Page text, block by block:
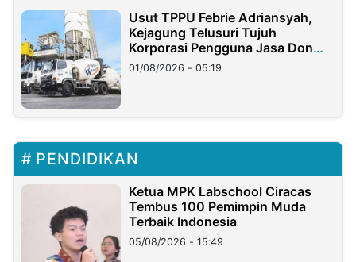
Usut TPPU Febrie Adriansyah,
Kejagung Telusuri Tujuh
Korporasi Pengguna Jasa Don
Ritto
01/08/2026 - 05:19
PENDIDIKAN
Ketua MPK Labschool Ciracas
Tembus 100 Pemimpin Muda
Terbaik Indonesia
05/08/2026 - 15:49